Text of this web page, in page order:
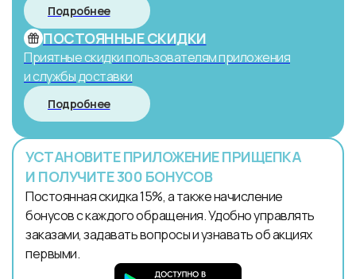
Подробнее
ПОСТОЯННЫЕ СКИДКИ
Приятные скидки пользователям приложения
и службы доставки
Подробнее
УСТАНОВИТЕ ПРИЛОЖЕНИЕ ПРИЩЕПКА
И ПОЛУЧИТЕ 300 БОНУСОВ
Постоянная скидка 15%, а также начисление
бонусов с каждого обращения. Удобно управлять
заказами, задавать вопросы и узнавать об акциях
первыми.